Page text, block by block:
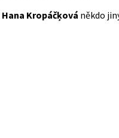
Hana Kropáčķová někdo